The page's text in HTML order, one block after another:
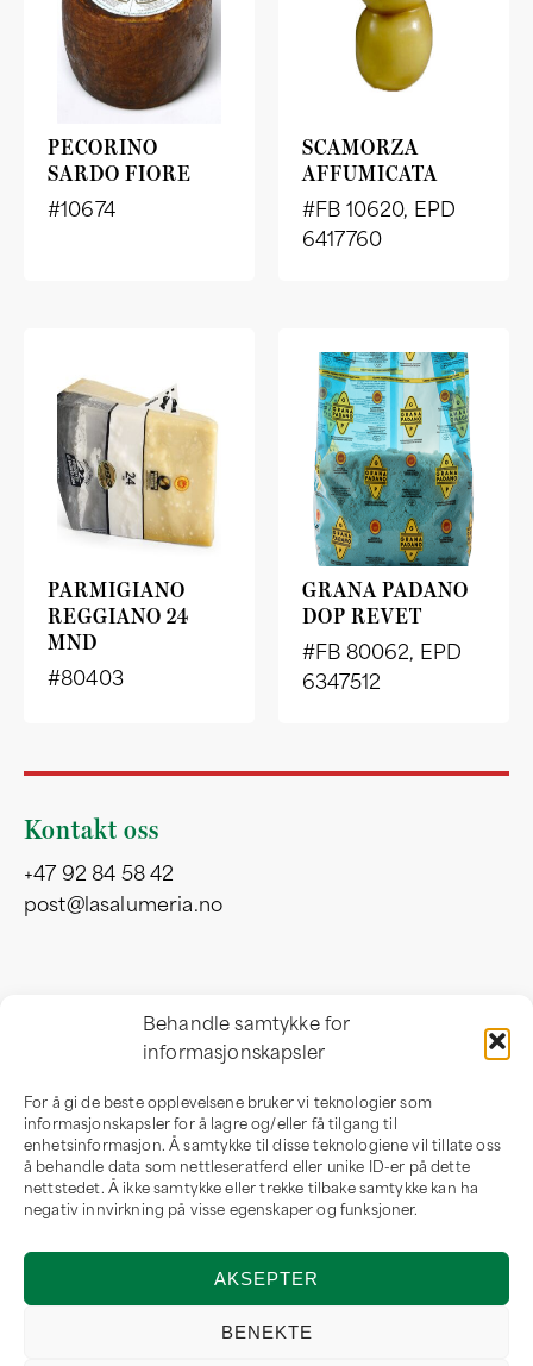
Behandle samtykke for
informasjonskapsler
For å gi de beste opplevelsene bruker vi teknologier som
informasjonskapsler for å lagre og/eller få tilgang til
enhetsinformasjon. Å samtykke til disse teknologiene vil tillate oss
å behandle data som nettleseratferd eller unike ID-er på dette
nettstedet. Å ikke samtykke eller trekke tilbake samtykke kan ha
negativ innvirkning på visse egenskaper og funksjoner.
AKSEPTER
BENEKTE
PECORINO
SARDO FIORE
#10674
SCAMORZA
AFFUMICATA
#FB 10620, EPD
6417760
PARMIGIANO
REGGIANO 24
MND
#80403
GRANA PADANO
DOP REVET
#FB 80062, EPD
6347512
Kontakt oss
+47 92 84 58 42
post@lasalumeria.no
Professor Birkelandsvei 32 b
1081 Oslo
Norge
Forhandler